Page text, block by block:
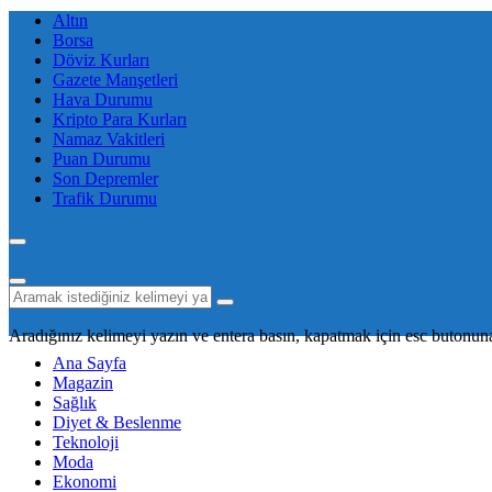
Altın
Borsa
Döviz Kurları
Gazete Manşetleri
Hava Durumu
Kripto Para Kurları
Namaz Vakitleri
Puan Durumu
Son Depremler
Trafik Durumu
Aradığınız kelimeyi yazın ve entera basın, kapatmak için esc
Ana Sayfa
Magazin
Sağlık
Diyet & Beslenme
Teknoloji
Moda
Ekonomi